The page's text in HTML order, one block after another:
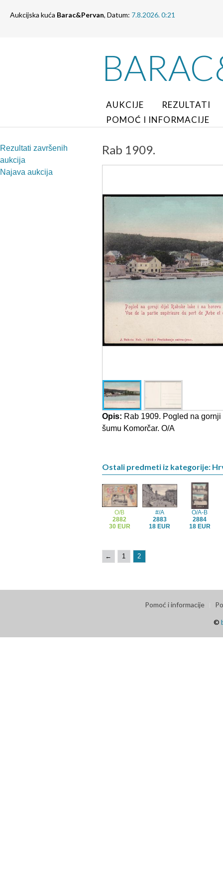
Aukcijska kuća Barac&Pervan, Datum: 7.8.2026. 0:21
AUKCIJE
REZULTATI
POMOĆ I INFORMACIJE
Rezultati završenih
aukcija
Najava aukcija
Rab 1909.
Opis: Rab 1909. Pogled na
šumu Komorčar. O/A
Ostali predmeti iz kategorije:
O/B
2882
30 EUR
#/A
2883
18 EUR
O/A-B
2884
18 EUR
← 1 2
Pomoć i informacije
©